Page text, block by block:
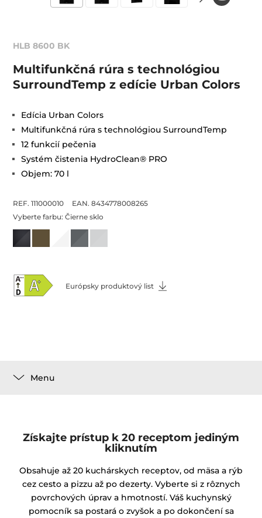
HLB 8600 BK
Multifunkčná rúra s technológiou
SurroundTemp z edície Urban Colors
Edícia Urban Colors
Multifunkčná rúra s technológiou SurroundTemp
12 funkcií pečenia
Systém čistenia HydroClean® PRO
Objem: 70 l
REF. 111000010
EAN. 8434778008265
Vyberte farbu:Čierne sklo
Európsky produktový list
Menu
Získajte prístup k 20 receptom jediným
kliknutím
Obsahuje až 20 kuchárskych receptov, od mäsa a rýb
cez cesto a pizzu až po dezerty. Vyberte si z rôznych
povrchových úprav a hmotností. Váš kuchynský
pomocník sa postará o zvyšok a po dokončení sa